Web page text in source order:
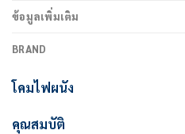
ข้อมูลเพิ่มเติม
BRAND
โคมไฟผนัง
คุณสมบัติ